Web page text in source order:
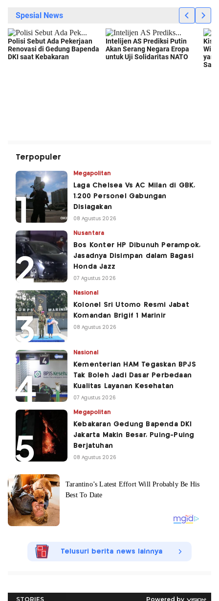
Terpopuler
Megapolitan
Laga Chelsea Vs AC Milan di GBK,
1.200 Personel Gabungan
Disiagakan
08 Agustus 2026
Nusantara
Bos Konter HP Dibunuh Perampok,
Jasadnya Disimpan dalam Bagasi
Honda Jazz
07 Agustus 2026
Nasional
Kolonel Sri Utomo Resmi Jabat
Komandan Brigif 1 Marinir
08 Agustus 2026
Nasional
Kementerian HAM Tegaskan BPJS
Tak Boleh Jadi Dasar Perbedaan
Kualitas Layanan Kesehatan
07 Agustus 2026
Megapolitan
Kebakaran Gedung Bapenda DKI
Jakarta Makin Besar, Puing-Puing
Berjatuhan
08 Agustus 2026
Telusuri berita news lainnya